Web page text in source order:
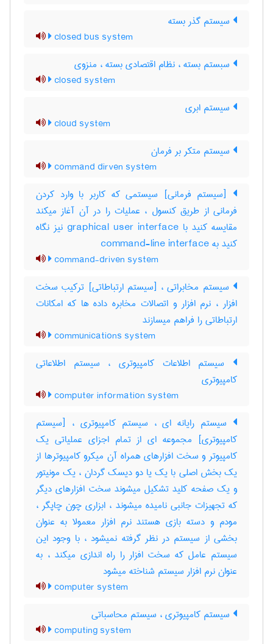
سیستم گذر بسته
closed bus system
سبستم بسته ، نظام اقتصادی بسته ، منزوی
closed system
سیستم ابری
cloud system
سیستم متکر بر فرمان
command dirven system
[سیستم فرمانی] سیستمی که کاربر با وارد کردن
فرمانی از طریق کنسول ، عملیات را در آن آغاز میکند
مقایسه کنید با ‎graphical user interface نیز نگاه
کنید به ‎ command-line interface
command-driven system
سیستم مخابراتی ، [سیستم ارتباطاتی] ترکیب سخت
افزار ، نرم افزار و اتصالات مخابره داده ها که امکانات
ارتباطاتی را فراهم میسازند
communications system
سیستم اطلاعات کامپیوتری ، سیستم اطلاعاتی
کامپیوتری
computer information system
سیستم رایانه ای ، سیستم کامپیوتری ، [سیستم
کامپیوتری] مجموعه ای از تمام اجزای عملیاتی یک
کامپیوتر و سخت افزارهای همراه آن میکرو کامپیوترها از
یک بخش اصلی با یک یا دو دیسک گردان ، یک مونیتور
و یک صفحه کلید تشکیل میشوند سخت افزارهای دیگر
که تجهیزات جانبی نامیده میشوند ، ابزاری چون چاپگر ،
مودم و دسته بازی هستند نرم افزار معمولا به عنوان
بخشی از سیستم در نظر گرفته نمیشود ، با وجود این
سیستم عامل که سخت افزار را راه اندازی میکند ، به
عنوان نرم افزار سیستم شناخته میشود
computer system
سیستم کامپیوتری ، سیستم محاسباتی
computing system